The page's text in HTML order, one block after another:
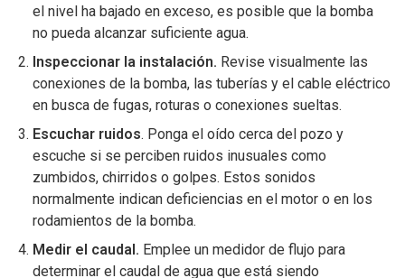
el nivel ha bajado en exceso, es posible que la bomba
no pueda alcanzar suficiente agua.
Inspeccionar la instalación. Revise visualmente las
conexiones de la bomba, las tuberías y el cable eléctrico
en busca de fugas, roturas o conexiones sueltas.
Escuchar ruidos. Ponga el oído cerca del pozo y
escuche si se perciben ruidos inusuales como
zumbidos, chirridos o golpes. Estos sonidos
normalmente indican deficiencias en el motor o en los
rodamientos de la bomba.
Medir el caudal. Emplee un medidor de flujo para
determinar el caudal de agua que está siendo